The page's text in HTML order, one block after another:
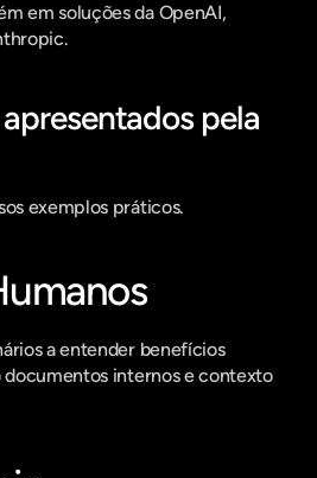
em soluções da OpenAI,
pela
exemplos práticos.
a entender benefícios
internos e contexto